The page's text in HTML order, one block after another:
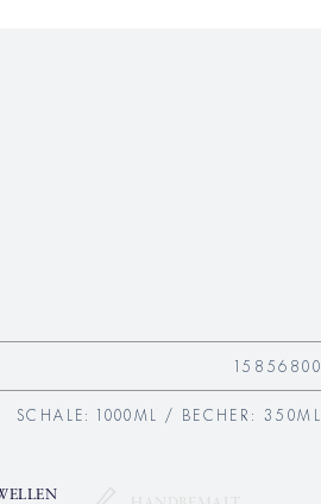
15856800
SCHALE: 1000ML / BECHER: 350ML